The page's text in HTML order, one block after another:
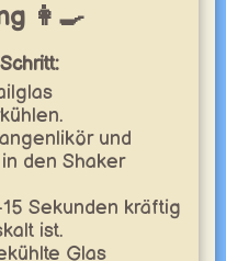
👩‍🍳
und
den Shaker
Sekunden kräftig
ist.
Glas